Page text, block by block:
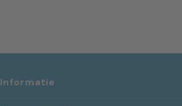
Informatie